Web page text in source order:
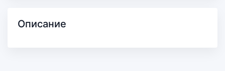
Описание